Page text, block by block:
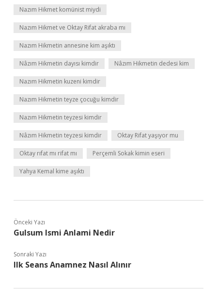
Nazım Hikmet komünist miydi
Nazım Hikmet ve Oktay Rifat akraba mı
Nazım Hikmetin annesine kim aşıktı
Nâzım Hikmetin dayısı kimdir Nâzım Hikmetin dedesi kim
Nazım Hikmetin kuzeni kimdir
Nazım Hikmetin teyze çocuğu kimdir
Nazım Hikmetin teyzesi kimdir
Nâzım Hikmetin teyzesi kimdir Oktay Rifat yaşıyor mu
Oktay rıfat mı rifat mı Perçemli Sokak kimin eseri
Yahya Kemal kime aşıktı
Önceki Yazı
Gulsum Ismi Anlami Nedir
Sonraki Yazı
Ilk Seans Anamnez Nasıl Alınır